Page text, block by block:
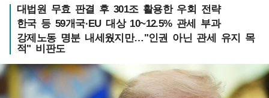
대법원 무효 판결 후 301조 활용한 우회 전략
한국 등 59개국·EU 대상 10~12.5% 관세 부과
강제노동 명분 내세웠지만…"인권 아닌 관세 유지 목
적" 비판도